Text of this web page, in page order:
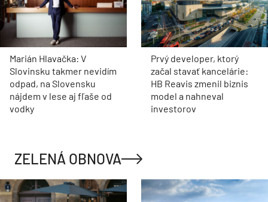
Marián Hlavačka: V
Slovinsku takmer nevidím
odpad, na Slovensku
nájdem v lese aj fľaše od
vodky
Prvý developer, ktorý
začal stavať kancelárie:
HB Reavis zmenil biznis
model a nahneval
investorov
ZELENÁ OBNOVA